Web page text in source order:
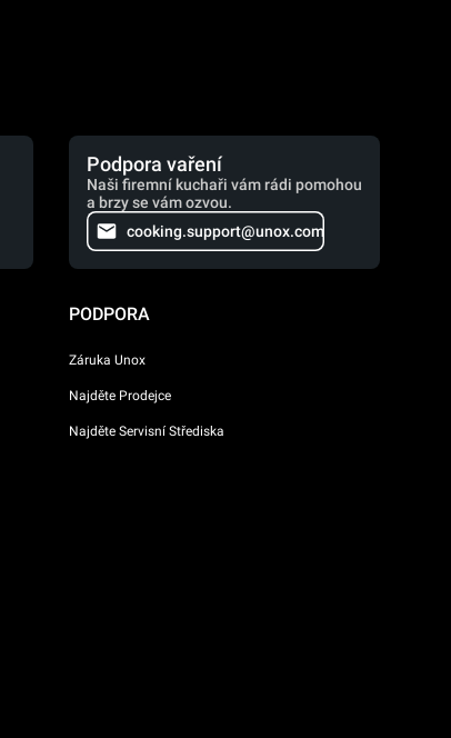
Podpora vaření
Naši firemní kuchaři vám rádi pomohou
a brzy se vám ozvou.
cooking.support@unox.com
PODPORA
Záruka Unox
Najděte Prodejce
Najděte Servisní Střediska